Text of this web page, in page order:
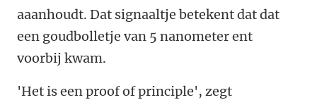
aaanhoudt. Dat signaaltje betekent dat dat
een goudbolletje van 5 nanometer ent
voorbij kwam.
'Het is een proof of principle', zegt